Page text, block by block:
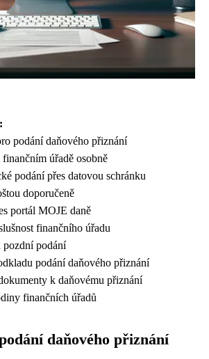
podání daňového přiznání
finančním úřadě osobně
podání přes datovou schránku
doporučeně
portál MOJE daně
finančního úřadu
pozdní podání
podání daňového přiznání
k daňovému přiznání
finančních úřadů
daňového přiznání